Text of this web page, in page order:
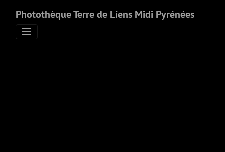
Photothèque Terre de Liens Midi Pyrénées